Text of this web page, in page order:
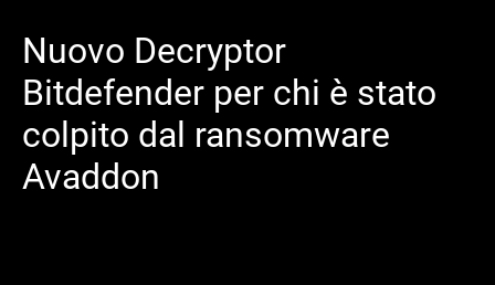
Nuovo Decryptor
Bitdefender per chi è stato
colpito dal ransomware
Avaddon